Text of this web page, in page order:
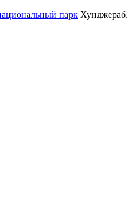
парк Хунджераб.